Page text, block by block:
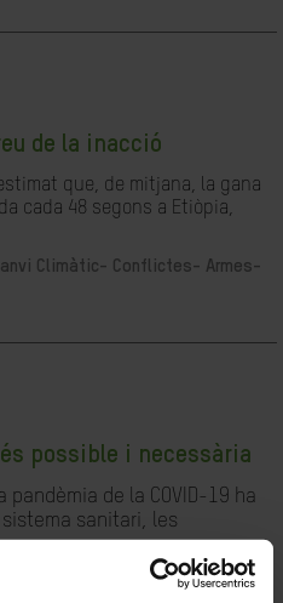
de la inacció
que, de mitjana, la gana
cada 48 segons a Etiòpia,
Climàtic-
Conflictes- Armes-
possible i necessària
de la COVID-19 ha
sanitari, les